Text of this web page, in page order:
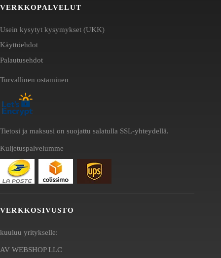
VERKKOPALVELUT
Usein kysytyt kysymykset (UKK)
Käyttöehdot
Palautusehdot
Turvallinen ostaminen
Tietosi ja maksusi on suojattu salatulla SSL-yhteydellä.
Kuljetuspalvelumme
VERKKOSIVUSTO
kuuluu yritykselle:
AV WEBSHOP LLC